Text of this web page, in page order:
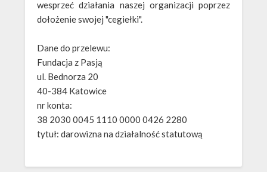
wesprzeć działania naszej organizacji poprzez
dołożenie swojej "cegiełki".
Dane do przelewu:
Fundacja z Pasją
ul. Bednorza 20
40-384 Katowice
nr konta:
38 2030 0045 1110 0000 0426 2280
tytuł: darowizna na działalność statutową